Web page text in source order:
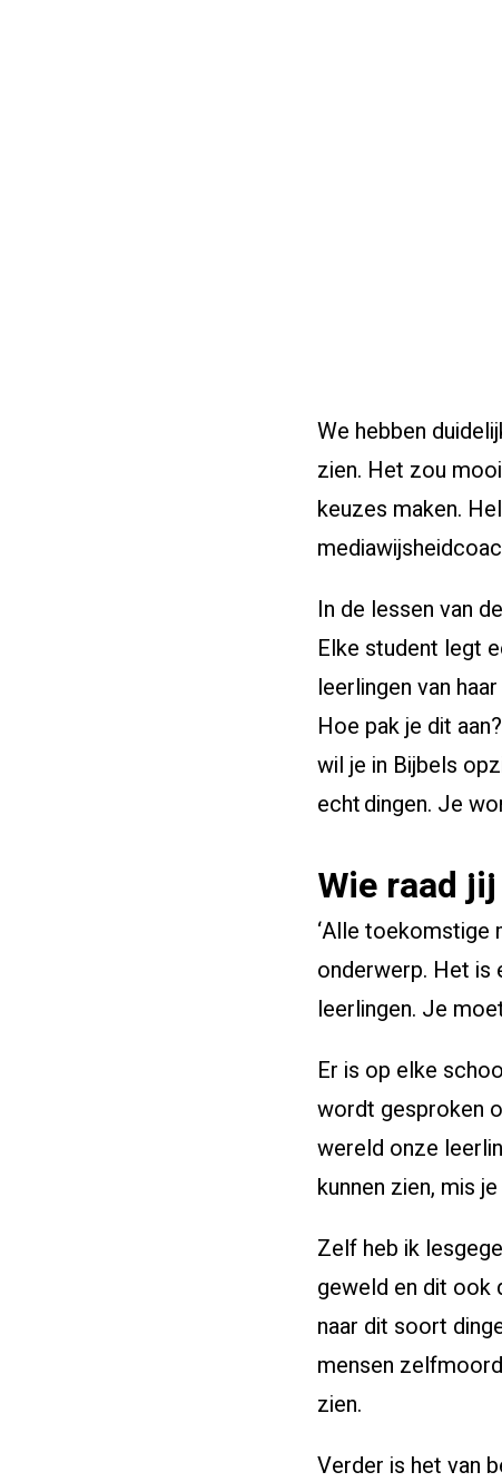
We hebben
zien. Het zou
keuzes maken.
In de lessen van
Elke student legt
leerlingen van
Hoe pak je dit
wil je in Bijbels
echt dingen. Je
Wie raad
‘Alle toekomstige
onderwerp. Het is
leerlingen. Je
Er is op elke
wordt gesproken
wereld onze
kunnen zien, mis
Zelf heb ik
geweld en dit ook
naar dit soort
mensen
zien.
Verder is het van